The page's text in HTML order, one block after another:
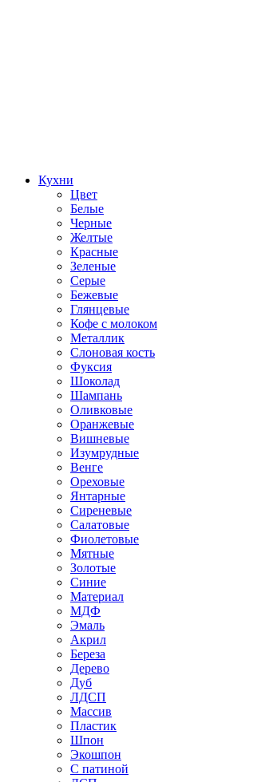
Кухни
Цвет
Белые
Черные
Желтые
Красные
Зеленые
Серые
Бежевые
Глянцевые
Кофе с молоком
Металлик
Слоновая кость
Фуксия
Шоколад
Шампань
Оливковые
Оранжевые
Вишневые
Изумрудные
Венге
Ореховые
Янтарные
Сиреневые
Салатовые
Фиолетовые
Мятные
Золотые
Синие
Материал
МДФ
Эмаль
Акрил
Береза
Дерево
Дуб
ЛДСП
Массив
Пластик
Шпон
Экошпон
С патиной